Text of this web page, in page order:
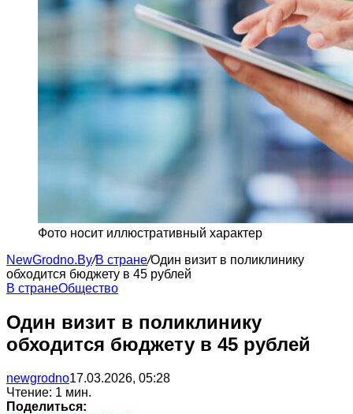
Фото носит иллюстративный характер
NewGrodno.By/В стране/Один визит в поликлинику
обходится бюджету в 45 рублей
В странеОбщество
Один визит в поликлинику
обходится бюджету в 45 рублей
newgrodno17.03.2026, 05:28
Чтение: 1 мин.
Поделиться: